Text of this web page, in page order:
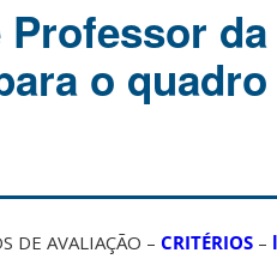
o quadro
DE AVALIAÇÃO – CRITÉRIOS–